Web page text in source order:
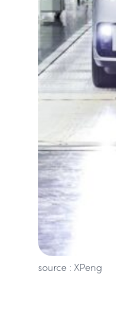
source : XPeng